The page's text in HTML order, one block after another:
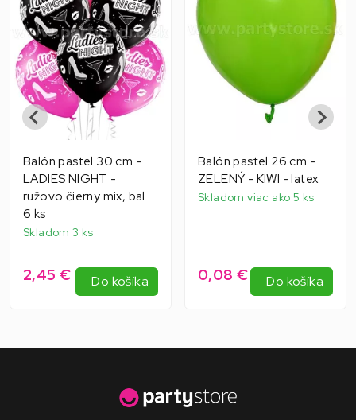
Balón pastel 30 cm -
LADIES NIGHT -
ružovo čierny mix, bal.
6 ks
Skladom 3 ks
2,45 € Do košíka
Balón pastel 26 cm -
ZELENÝ - KIWI - latex
Skladom viac ako 5 ks
0,08 € Do košíka